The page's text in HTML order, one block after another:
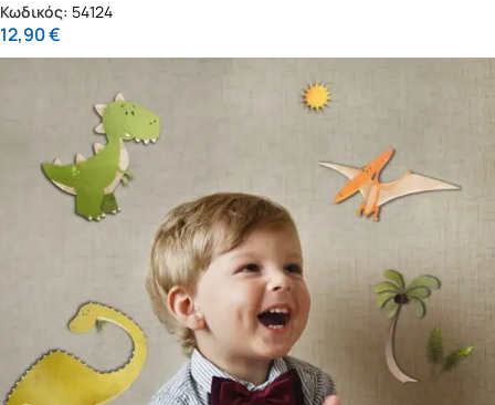
Κωδικός: 54124
12,90€